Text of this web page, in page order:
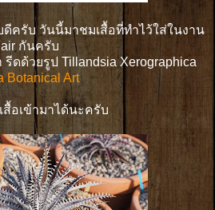
ครับ วันนี้มาชมเสื้อที่ทำไว้ใส่ในงาน
กันครับ
ดด้วยรูป Tillandsia Xerographica
Botanical Art
สื้อเข้ามาได้นะครับ